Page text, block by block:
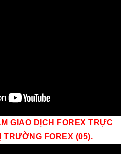
GIAO DỊCH FOREX TRỰC
TRƯỜNG FOREX (05).